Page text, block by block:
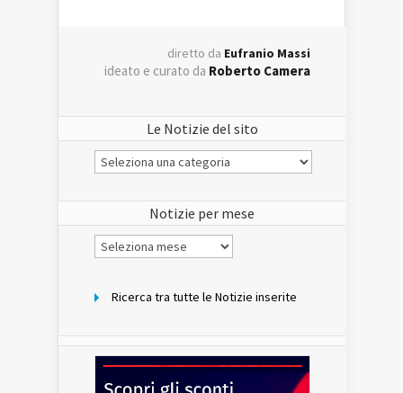
diretto da Eufranio Massi
ideato e curato da Roberto Camera
Le Notizie del sito
Le
Notizie
Notizie per mese
Notizie
per
Ricerca tra tutte le Notizie inserite